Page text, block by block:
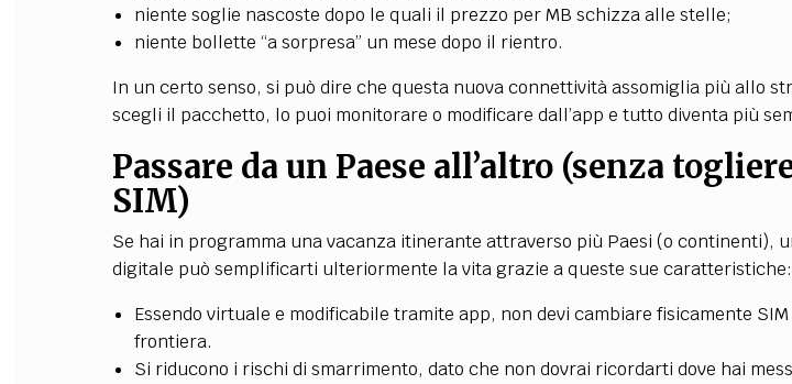
niente soglie nascoste dopo le quali il prezzo per MB schizza alle stelle;
niente bollette “a sorpresa” un mese dopo il rientro.
In un certo senso, si può dire che questa nuova connettività assomiglia più allo
scegli il pacchetto, lo puoi monitorare o modificare dall’app e tutto diventa più
Passare da un Paese all’altro (senza
SIM)
Se hai in programma una vacanza itinerante attraverso più Paesi (o continenti),
digitale può semplificarti ulteriormente la vita grazie a queste sue caratteristiche:
Essendo virtuale e modificabile tramite app, non devi cambiare fisicamente SIM
frontiera.
Si riducono i rischi di smarrimento, dato che non dovrai ricordarti dove hai